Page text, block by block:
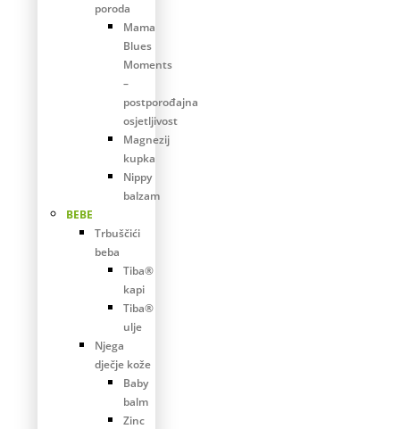
poroda
Mama
Blues
Moments
–
postporođajna
osjetljivost
Magnezij
kupka
Nippy
balzam
BEBE
Trbuščići
beba
Tiba®
kapi
Tiba®
ulje
Njega
dječje kože
Baby
balm
Zinc